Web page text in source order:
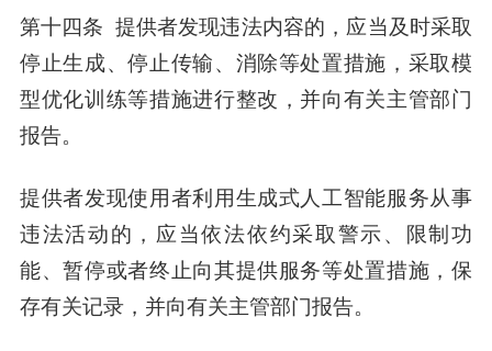
第十四条 提供者发现违法内容的，应当及时采取
停止生成、停止传输、消除等处置措施，采取模
型优化训练等措施进行整改，并向有关主管部门
报告。
提供者发现使用者利用生成式人工智能服务从事
违法活动的，应当依法依约采取警示、限制功
能、暂停或者终止向其提供服务等处置措施，保
存有关记录，并向有关主管部门报告。